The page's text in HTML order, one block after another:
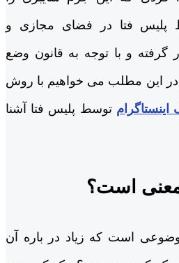
فتا در فضای مجازی و
گرفته و با توجه به قانون وضع
این مطلب می خواهیم با روش
اینستاگرام توسط پلیس فتا آشنا
است؟
است که زیاد در باره آن